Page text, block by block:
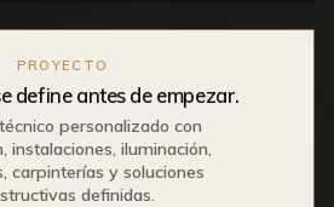
PROYECTO
define antes de empezar.
personalizado con
instalaciones, iluminación,
carpinterías y soluciones
definidas.